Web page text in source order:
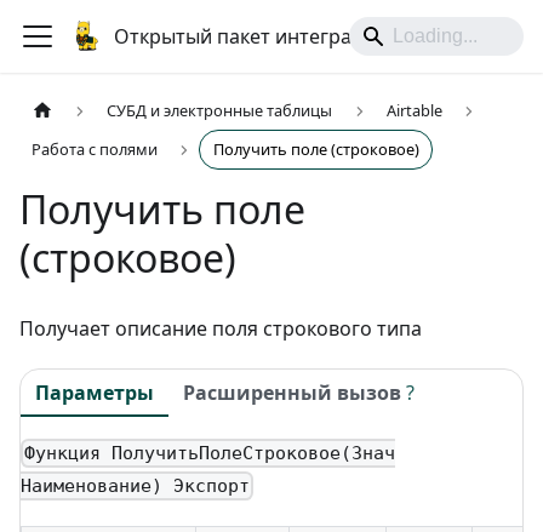
Открытый пакет интеграций
СУБД и электронные таблицы
Airtable
Работа с полями
Получить поле (строковое)
Получить поле
(строковое)
Получает описание поля строкового типа
Параметры Расширенный вызов?
Функция ПолучитьПолеСтроковое(Знач
Наименование) Экспорт